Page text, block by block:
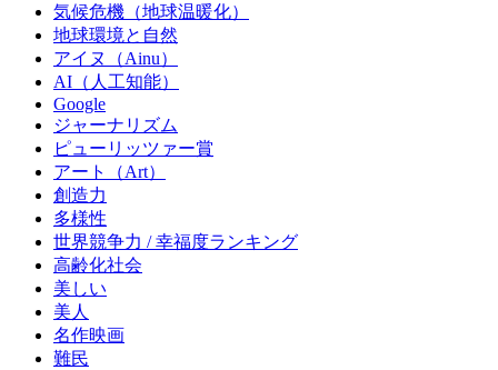
気候危機（地球温暖化）
地球環境と自然
アイヌ（Ainu）
AI（人工知能）
Google
ジャーナリズム
ピューリッツァー賞
アート（Art）
創造力
多様性
世界競争力 / 幸福度ランキング
高齢化社会
美しい
美人
名作映画
難民